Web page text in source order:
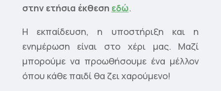
στην ετήσια έκθεση εδώ.
Η εκπαίδευση, η υποστήριξη και η
ενημέρωση είναι στο χέρι μας. Μαζί
μπορούμε να προωθήσουμε ένα μέλλον
όπου κάθε παιδί θα ζει χαρούμενο!